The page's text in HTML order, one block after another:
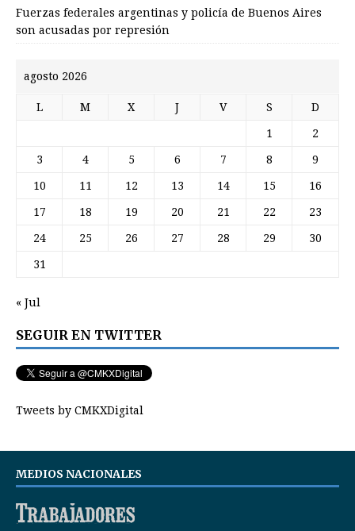
Fuerzas federales argentinas y policía de Buenos Aires
son acusadas por represión
agosto 2026
L M X J V S D
1 2
3 4 5 6 7 8 9
10 11 12 13 14 15 16
17 18 19 20 21 22 23
24 25 26 27 28 29 30
31
« Jul
SEGUIR EN TWITTER
Tweets by CMKXDigital
MEDIOS NACIONALES